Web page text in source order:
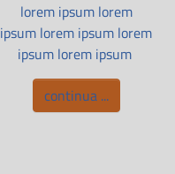
lorem ipsum lorem
ipsum lorem ipsum lorem
ipsum lorem ipsum
continua ...